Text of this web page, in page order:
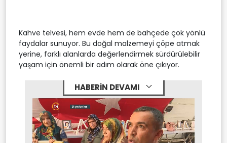
Kahve telvesi, hem evde hem de bahçede çok yönlü
faydalar sunuyor. Bu doğal malzemeyi çöpe atmak
yerine, farklı alanlarda değerlendirmek sürdürülebilir
yaşam için önemli bir adım olarak öne çıkıyor.
HABERİN DEVAMI